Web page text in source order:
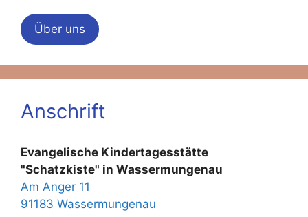
Über uns
Anschrift
Evangelische Kindertagesstätte
"Schatzkiste" in Wassermungenau
Am Anger 11
91183 Wassermungenau